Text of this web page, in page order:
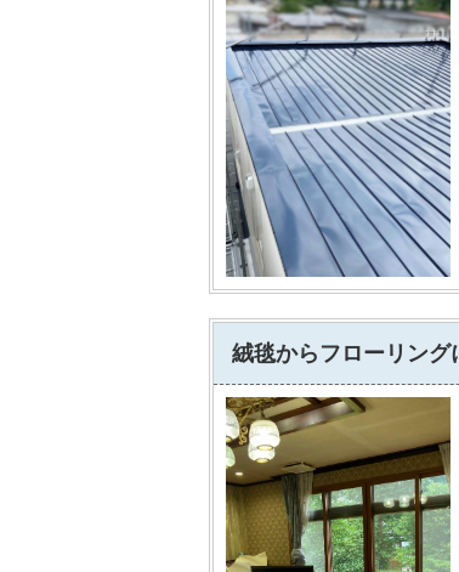
絨毯からフローリング